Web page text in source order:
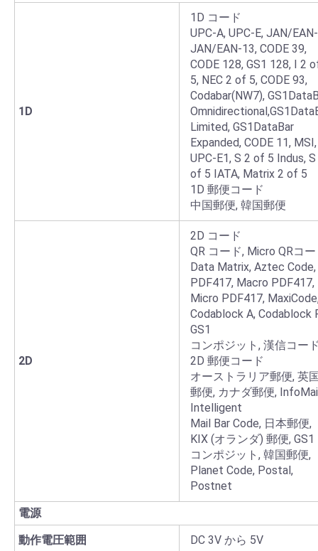
1D
1D コード
UPC-A, UPC-E, JAN/
JAN/EAN-13, CODE 39,
CODE 128, GS1 128, I 2
5, NEC 2 of 5, CODE 93,
Codabar(NW7),
Limited, GS1DataBar
Expanded, CODE 11, MSI,
UPC-E1, S 2 of 5 Indus,
of 5 IATA, Matrix 2 of 5
1D 郵便コード
中国郵便, 韓国郵便
2D
2D コード
QR コード, Micro QRコー
Data Matrix, Aztec Code,
PDF417, Macro PDF417,
Micro PDF417,
Codablock A, Codablock
GS1
コンポジット, 漢信コー
2D 郵便コード
オーストラリア郵便, 英
郵便, カナダ郵便,
Intelligent
Mail Bar Code, 日本郵便,
KIX (オランダ) 郵便, GS1
コンポジット, 韓国郵便,
Planet Code, Postal,
Postnet
電源
動作電圧範囲
DC 3V から 5V